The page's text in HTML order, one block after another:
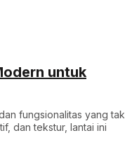
untuk
fungsionalitas yang tak
dan tekstur, lantai ini